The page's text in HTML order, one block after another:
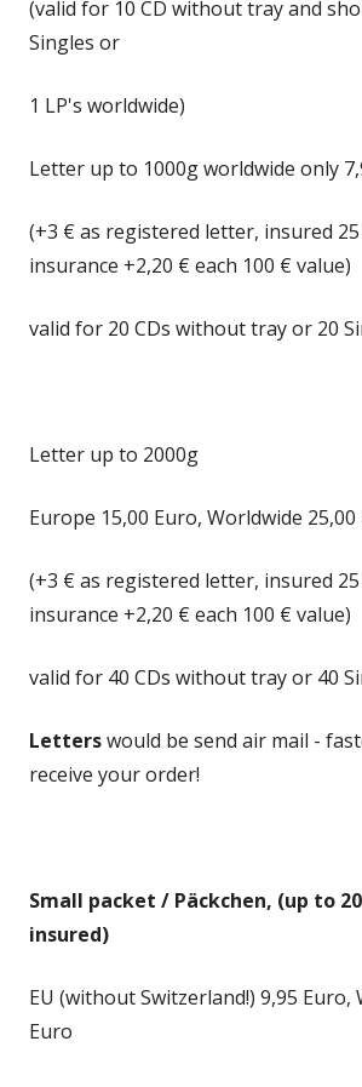
(valid for 10 CD without tray and
Singles or
1 LP's worldwide)
Letter up to 1000g worldwide only
(+3 € as registered letter, insured
insurance +2,20 € each 100 € value)
valid for 20 CDs without tray or 20
Letter up to 2000g
Europe 15,00 Euro, Worldwide 25,00
(+3 € as registered letter, insured
insurance +2,20 € each 100 € value)
valid for 40 CDs without tray or 40
Letterswould be send air mail -
receive your order!
Small packet / Päckchen, (up to
insured)
EU (without Switzerland!) 9,95 Euro,
Euro